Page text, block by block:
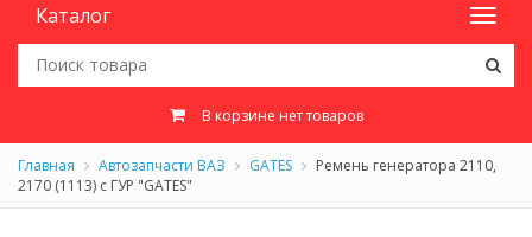
Каталог
В корзине нет товаров
Главная Автозапчасти ВАЗ GATES
Ремень генератора 2110,
2170 (1113) с ГУР "GATES"